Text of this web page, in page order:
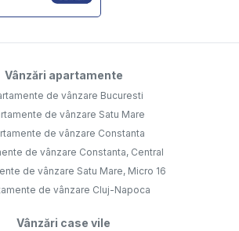
Vânzări apartamente
de vânzare Bucuresti
de vânzare Satu Mare
de vânzare Constanta
de vânzare Constanta, Central
de vânzare Satu Mare, Micro 16
de vânzare Cluj-Napoca
Vânzări case vile